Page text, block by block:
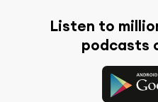
Listen to
podcasts